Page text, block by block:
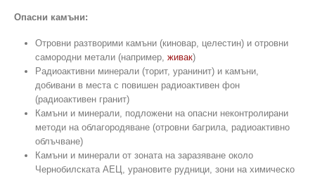
Опасни камъни:
Отровни разтворими камъни (киновар, целестин) и отровни
самородни метали (например, живак)
Радиоактивни минерали (торит, уранинит) и камъни,
добивани в места с повишен радиоактивен фон
(радиоактивен гранит)
Камъни и минерали, подложени на опасни неконтролирани
методи на облагородяване (отровни багрила, радиоактивно
облъчване)
Камъни и минерали от зоната на заразяване около
Чернобилската АЕЦ, урановите рудници, зони на химическо